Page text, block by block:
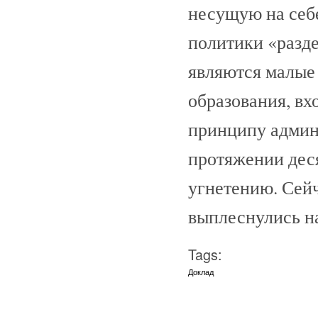
несущую на
политики
являются
образования,
принципу
протяжении
угнетению.
выплеснулись
Tags:
Доклад